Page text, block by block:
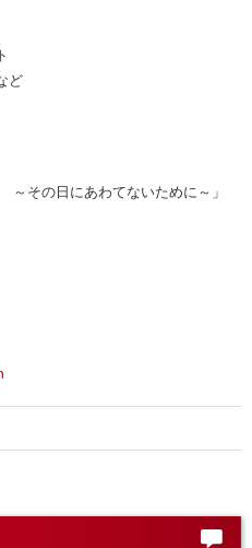
ど
～その日にあわてないために～」